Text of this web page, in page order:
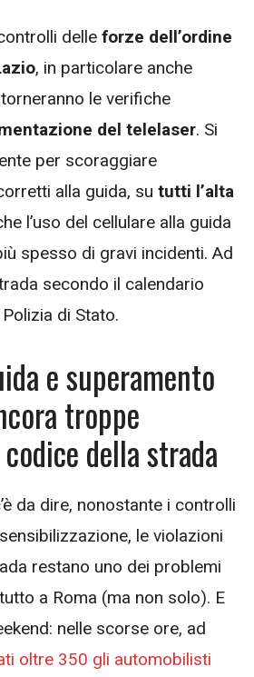
delle forze dell’ordine
, in particolare anche
le verifiche
del telelaser. Si
per scoraggiare
alla guida, su tutti l’alta
l’uso del cellulare alla guida
spesso di gravi incidenti. Ad
secondo il calendario
di Stato.
e superamento
troppe
della strada
da dire, nonostante i controlli
le violazioni
restano uno dei problemi
a Roma (ma non solo). E
nelle scorse ore, ad
oltre 350 gli automobilisti